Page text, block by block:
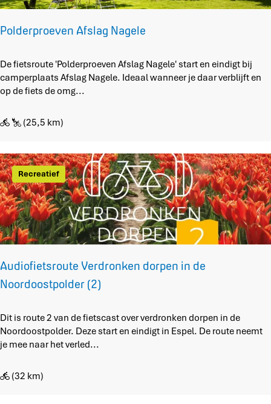
r
i
t
s
h
K
a
g
g
e
n
b
u
r
g
Polderproeven Afslag Nagele
P
o
l
e
r
o
e
v
e
n
A
s
l
a
N
a
g
De fietsroute 'Polderproeven Afslag Nagele' start en eindigt bij
camperplaats Afslag Nagele. Ideaal wanneer je daar verblijft en
op de fiets de omg...
(25,5 km)
Audiofietsroute Verdronken dorpen in de
Noordoostpolder (2)
A
u
d
o
Recreatief
Dit is route 2 van de fietscast over verdronken dorpen in de
Noordoostpolder. Deze start en eindigt in Espel. De route neemt
je mee naar het verled...
(32 km)